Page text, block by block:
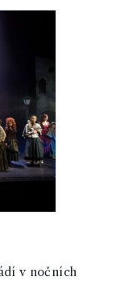
v nočních